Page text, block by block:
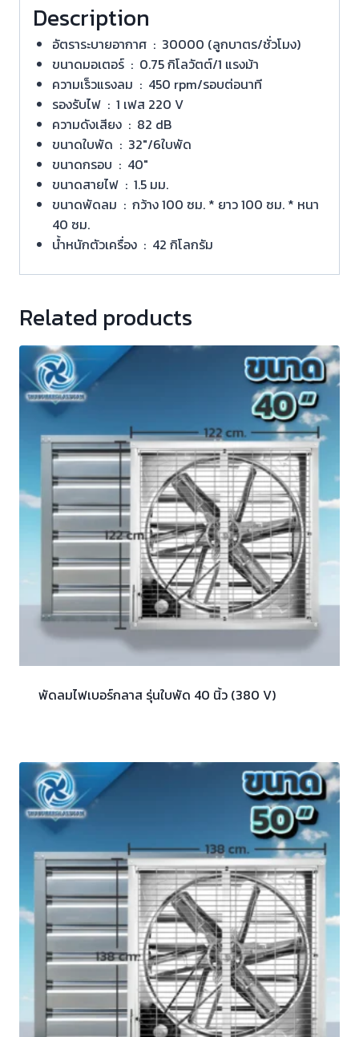
Description
อัตราระบายอากาศ : 30000 (ลูกบาตร/ชั่วโมง)
ขนาดมอเตอร์ : 0.75 กิโลวัตต์/1 แรงม้า
ความเร็วแรงลม : 450 rpm/รอบต่อนาที
รองรับไฟ : 1 เฟส 220 V
ความดังเสียง : 82 dB
ขนาดใบพัด : 32″/6ใบพัด
ขนาดกรอบ : 40″
ขนาดสายไฟ : 1.5 มม.
ขนาดพัดลม : กว้าง 100 ซม. * ยาว 100 ซม. * หนา
40 ซม.
น้ำหนักตัวเครื่อง : 42 กิโลกรัม
Related products
พัดลมไฟเบอร์กลาส รุ่นใบพัด 40 นิ้ว (380 V)